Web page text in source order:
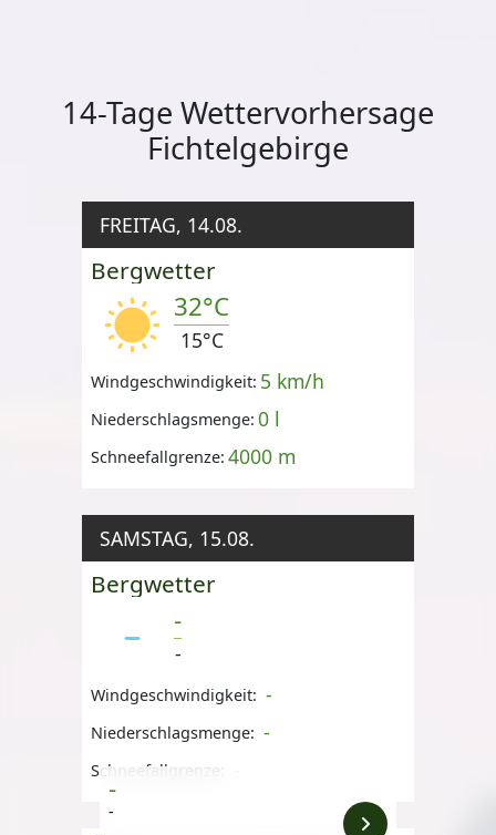
14-Tage Wettervorhersage
Fichtelgebirge
FREITAG, 14.08.
Bergwetter
32°C
15°C
Windgeschwindigkeit: 5 km/h
Niederschlagsmenge: 0 l
Schneefallgrenze: 4000 m
SAMSTAG, 15.08.
Bergwetter
-
-
Windgeschwindigkeit: -
Niederschlagsmenge: -
Schneefallgrenze:
-
-